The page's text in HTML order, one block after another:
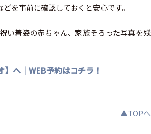
を事前に確認しておくと安心です。
い着姿の赤ちゃん、家族そろった写真を残
へ｜WEB予約はコチラ！
▲TOPへ